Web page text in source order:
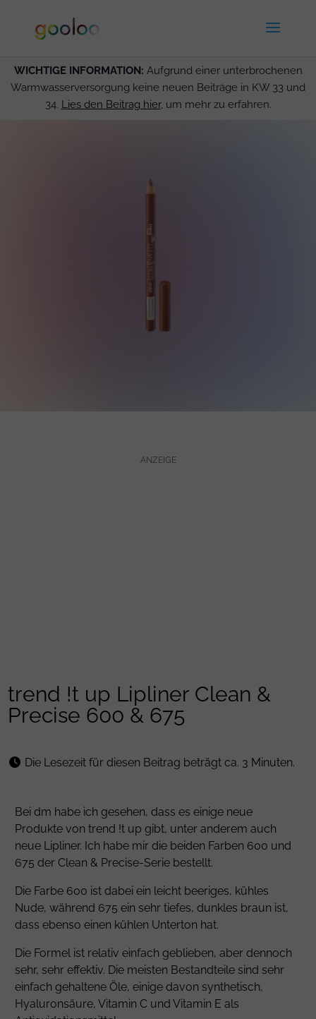
WICHTIGE INFORMATION: Aufgrund einer unterbrochenen
Warmwasserversorgung keine neuen Beiträge in KW 33 und
34. Lies den Beitrag hier, um mehr zu erfahren.
trend !t up Lipliner Clean &
Precise 600 & 675
Die Lesezeit für diesen Beitrag beträgt ca. 3 Minuten.
Bei dm habe ich gesehen, dass es einige neue
Produkte von trend !t up gibt, unter anderem auch
neue Lipliner. Ich habe mir die beiden Farben 600 und
675 der Clean & Precise-Serie bestellt.
Die Farbe 600 ist dabei ein leicht beeriges, kühles
Nude, während 675 ein sehr tiefes, dunkles braun ist,
dass ebenso einen kühlen Unterton hat.
Die Formel ist relativ einfach geblieben, aber dennoch
sehr, sehr effektiv. Die meisten Bestandteile sind sehr
einfach gehaltene Öle, einige davon synthetisch,
Hyaluronsäure, Vitamin C und Vitamin E als